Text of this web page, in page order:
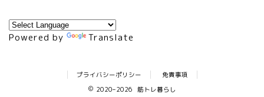
Powered by Translate
プライバシーポリシー
免責事項
2020–2026 筋トレ暮らし